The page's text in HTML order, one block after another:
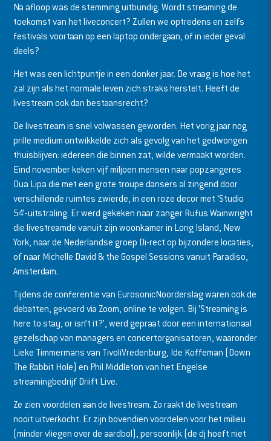
Na afloop was de stemming uitbundig. Wordt streaming de
toekomst van het liveconcert? Zullen we optredens en zelfs
festivals voortaan op een laptop ondergaan, of in ieder geval
deels?
Het was een lichtpuntje in een donker jaar. De vraag is hoe het
zal zijn als het normale leven zich straks herstelt. Heeft de
livestream ook dan bestaansrecht?
De livestream is snel volwassen geworden. Het vorig jaar nog
prille medium ontwikkelde zich als gevolg van het gedwongen
thuisblijven: iedereen die binnen zat, wilde vermaakt worden.
Eind november keken vijf miljoen mensen naar popzangeres
Dua Lipa die met een grote troupe dansers al zingend door
verschillende ruimtes zwierde, in een roze decor met ‘Studio
54’-uitstraling. Er werd gekeken naar zanger Rufus Wainwright
die livestreamde vanuit zijn woonkamer in Long Island, New
York, naar de Nederlandse groep Di-rect op bijzondere locaties,
of naar Michelle David & the Gospel Sessions vanuit Paradiso,
Amsterdam.
Tijdens de conferentie van EurosonicNoorderslag waren ook de
debatten, gevoerd via Zoom, online te volgen. Bij ‘Streaming is
here to stay, or isn’t it?’, werd gepraat door een internationaal
gezelschap van managers en concertorganisatoren, waaronder
Lieke Timmermans van TivoliVredenburg, Ide Koffeman (Down
The Rabbit Hole) en Phil Middleton van het Engelse
streamingbedrijf Driift Live.
Ze zien voordelen aan de livestream. Zo raakt de livestream
nooit uitverkocht. Er zijn bovendien voordelen voor het milieu
(minder vliegen over de aardbol), persoonlijk (de dj hoeft niet